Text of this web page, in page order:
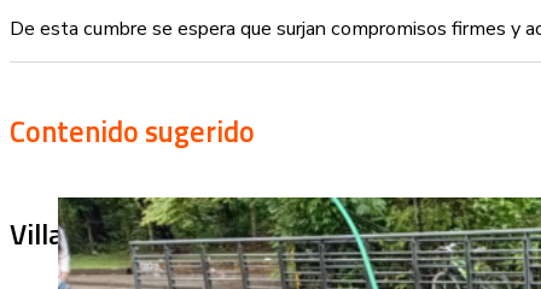
De esta cumbre se espera que surjan compromisos firmes y
Contenido sugerido
Villa Julia no puede tapar el problema: